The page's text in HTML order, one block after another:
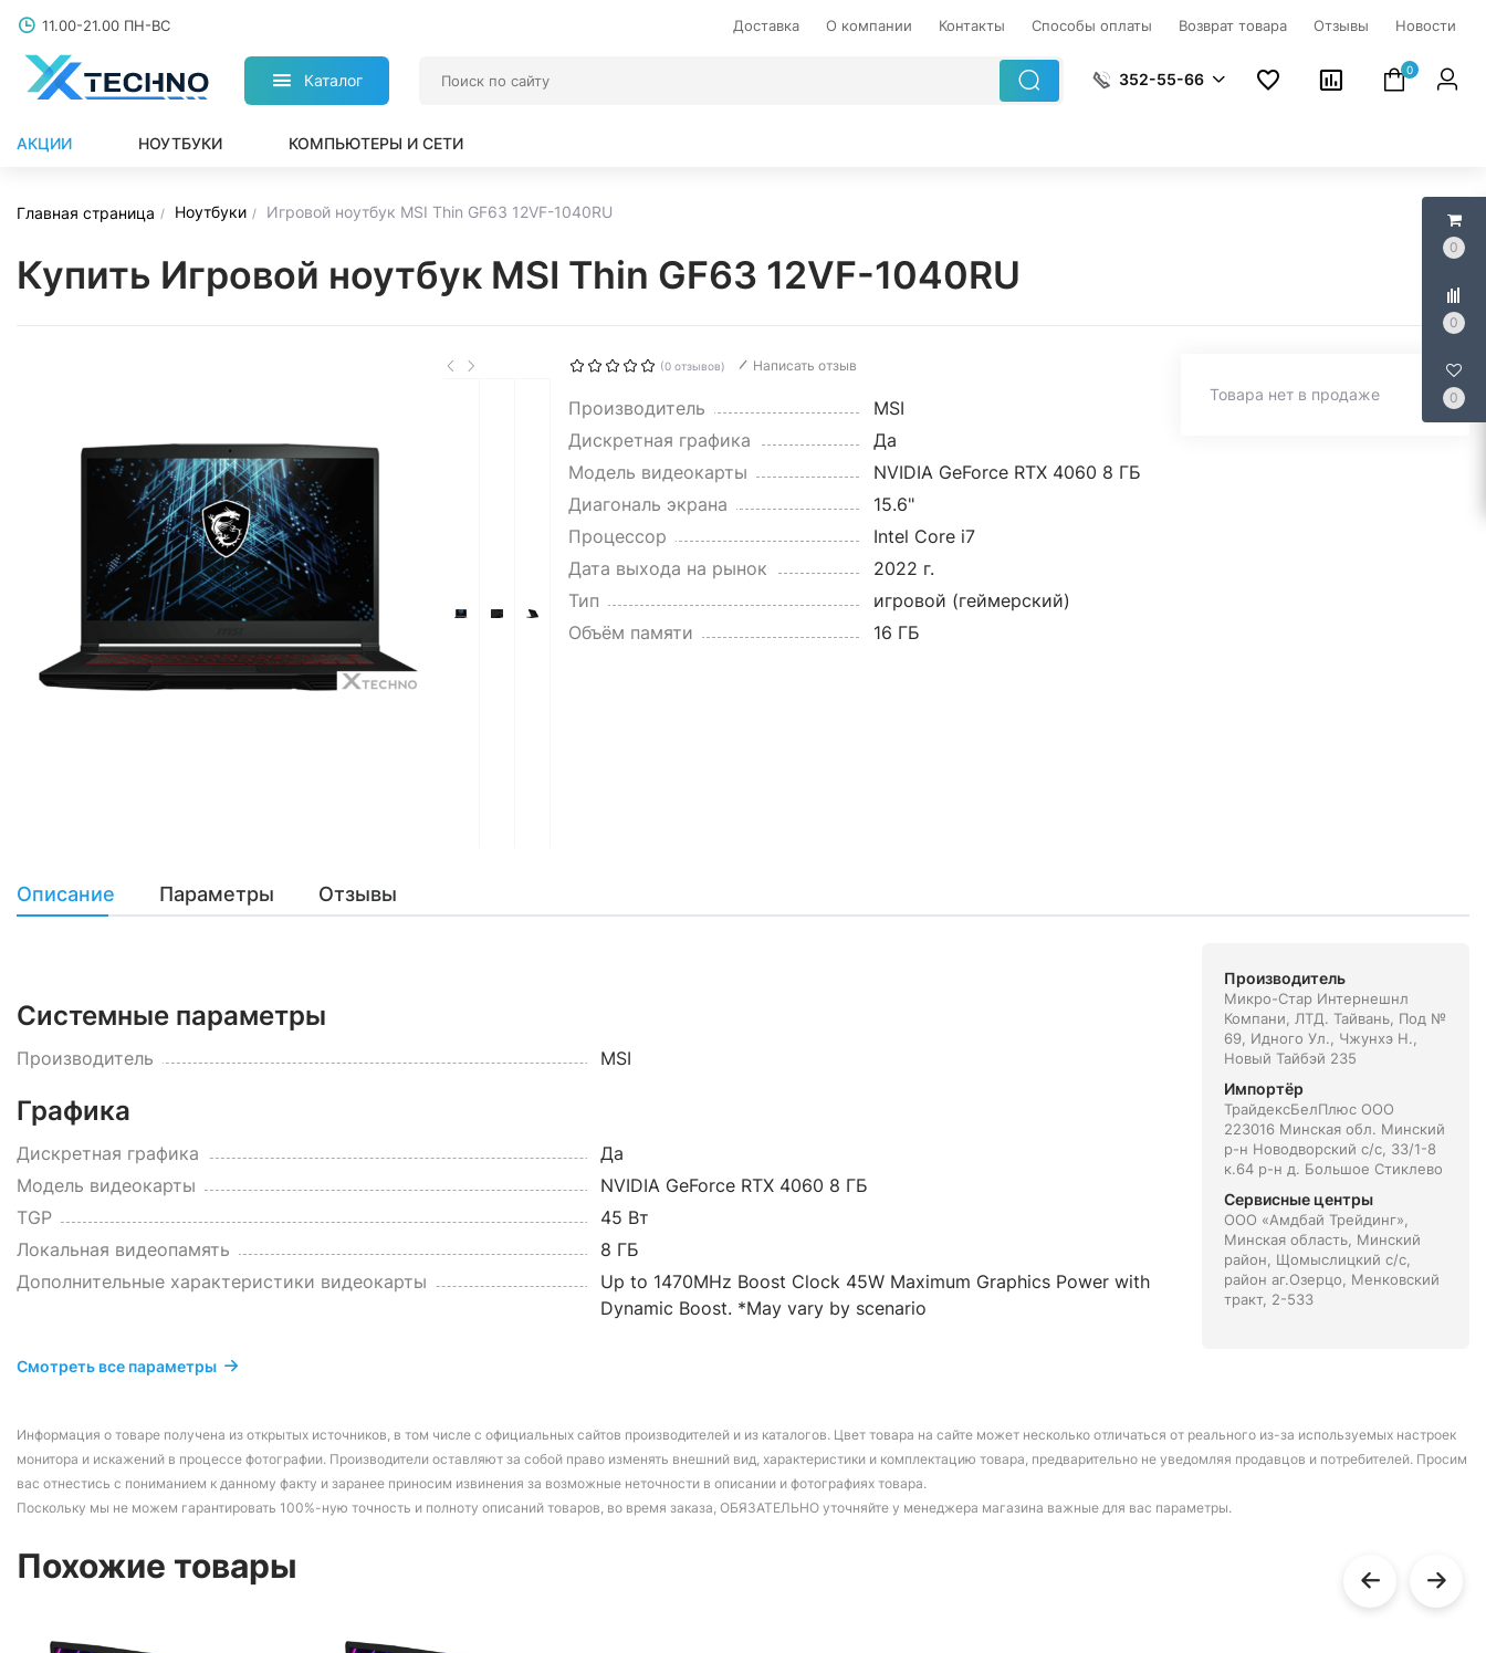
0
0
0
11.00-21.00 ПН-ВС Доставка О компании Контакты Способы оплаты Возврат товара Отзывы Новости
Каталог 352-55-66
0
АКЦИИ НОУТБУКИ КОМПЬЮТЕРЫ И СЕТИ
Главная страница Ноутбуки Игровой ноутбук MSI Thin GF63 12VF-1040RU
Купить Игровой ноутбук MSI Thin GF63 12VF-1040RU
(0 отзывов) Написать отзыв
Производитель
MSI
Дискретная графика
Да
Модель видеокарты
NVIDIA GeForce RTX 4060 8 ГБ
Диагональ экрана
15.6"
Процессор
Intel Core i7
Дата выхода на рынок
2022 г.
Тип
игровой (геймерский)
Объём памяти
16 ГБ
Товара нет в продаже
Описание Параметры Отзывы
Системные параметры
Производитель MSI
Графика
Дискретная графика
Да
Модель видеокарты
NVIDIA GeForce RTX 4060 8 ГБ
TGP
45 Вт
Локальная видеопамять
8 ГБ
Дополнительные характеристики видеокарты
Up to 1470MHz Boost Clock 45W Maximum Graphics Power with
Dynamic Boost. *May vary by scenario
Смотреть все параметры
Производитель
Микро-Стар Интернешнл
Компани, ЛТД. Тайвань, Под №
69, Идного Ул., Чжунхэ Н.,
Новый Тайбэй 235
Импортёр
ТрайдексБелПлюс ООО
223016 Минская обл. Минский
р-н Новодворский с/с, 33/1-8
к.64 р-н д. Большое Стиклево
Сервисные центры
ООО «Амдбай Трейдинг»,
Минская область, Минский
район, Щомыслицкий с/с,
район аг.Озерцо, Менковский
тракт, 2-533
Информация о товаре получена из открытых источников, в том числе с официальных сайтов производителей и из каталогов. Цвет товара на сайте может несколько отличаться от реального из-за используемых настроек
монитора и искажений в процессе фотографии. Производители оставляют за собой право изменять внешний вид, характеристики и комплектацию товара, предварительно не уведомляя продавцов и потребителей. Просим
вас отнестись с пониманием к данному факту и заранее приносим извинения за возможные неточности в описании и фотографиях товара.
Поскольку мы не можем гарантировать 100%-ную точность и полноту описаний товаров, во время заказа, ОБЯЗАТЕЛЬНО уточняйте у менеджера магазина важные для вас параметры.
Похожие товары